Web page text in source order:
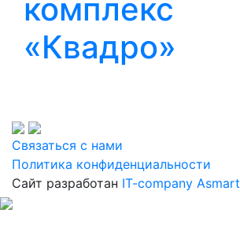
комплекс
«Квадро»
Связаться с нами
Политика конфиденциальности
Сайт разработан IT-company Asmart